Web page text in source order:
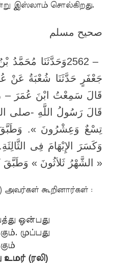
இஸ்லாம் சொல்கிறது.
صحيح مسلم
2562 –وَحَدَّثَنَا مُحَمَّدُ
جَعْفَرٍ حَدَّثَنَا شُعْبَةُ عَنْ
قَالَ سَمِعْتُ ابْنَ عُمَرَ –
قَالَ رَسُولُ اللَّهِ -صلى
تِسْعٌ وَعِشْرُونَ ». وَطَبَّقَ
وَكَسَرَ الإِبْهَامَ فِى
« الشَّهْرُ ثَلاَثُونَ » وَطَبَّقَ
கூறினார்கள் :
ஒன்பது
முப்பது
உமர் (ரலி)